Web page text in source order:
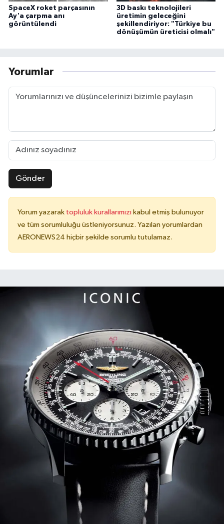
SpaceX roket parçasının
Ay'a çarpma anı
görüntülendi
3D baskı teknolojileri
üretimin geleceğini
şekillendiriyor: "Türkiye bu
dönüşümün üreticisi olmalı"
Yorumlar
Gönder
Yorum yazarak topluluk kurallarımızı kabul etmiş bulunuyor
ve tüm sorumluluğu üstleniyorsunuz. Yazılan yorumlardan
AERONEWS24 hiçbir şekilde sorumlu tutulamaz.